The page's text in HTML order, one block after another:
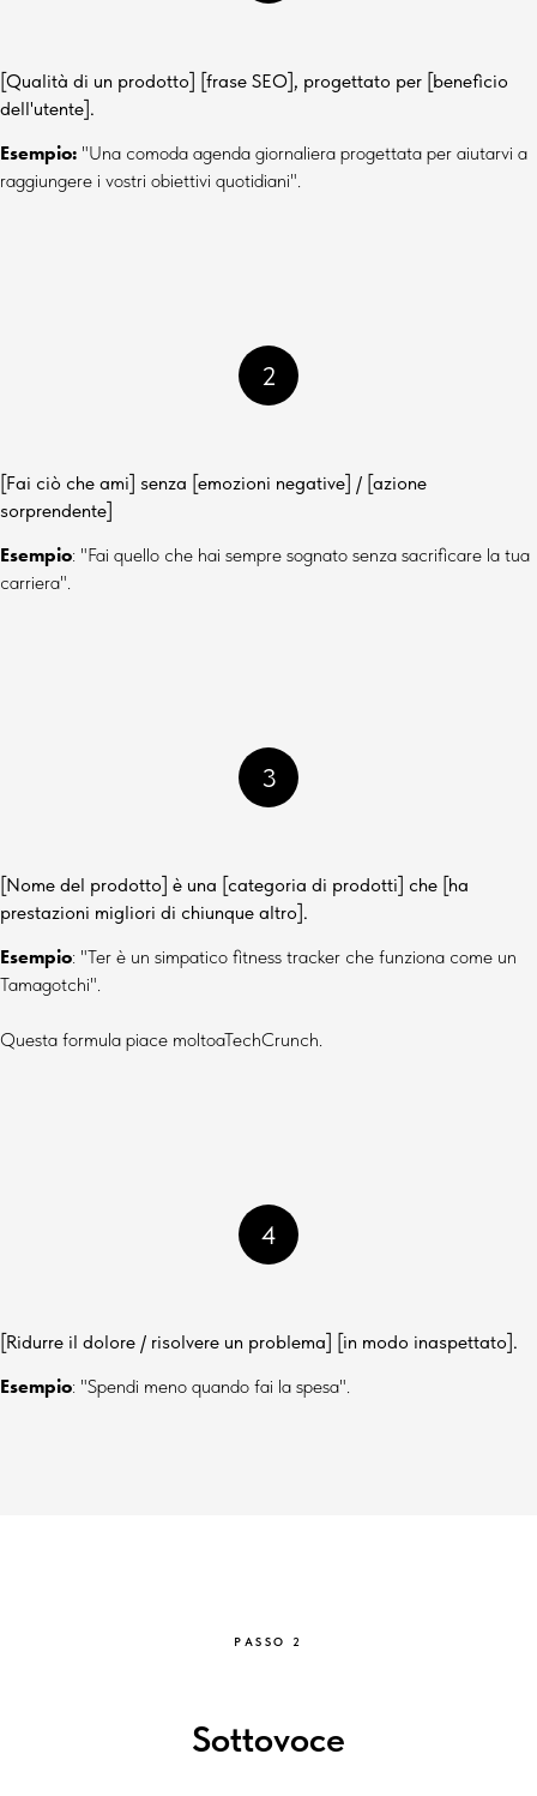
[Qualità di un prodotto] [frase SEO], progettato per [beneficio
dell'utente].
Esempio: "Una comoda agenda giornaliera progettata per aiutarvi a
raggiungere i vostri obiettivi quotidiani".
2
[Fai ciò che ami] senza [emozioni negative] / [azione
sorprendente]
Esempio: "Fai quello che hai sempre sognato senza sacrificare la tua
carriera".
3
[Nome del prodotto] è una [categoria di prodotti] che [ha
prestazioni migliori di chiunque altro].
Esempio: "Ter è un simpatico fitness tracker che funziona come un
Tamagotchi".
Questa formula piace moltoaTechCrunch.
4
[Ridurre il dolore / risolvere un problema] [in modo inaspettato].
Esempio: "Spendi meno quando fai la spesa".
PASSO 2
Sottovoce